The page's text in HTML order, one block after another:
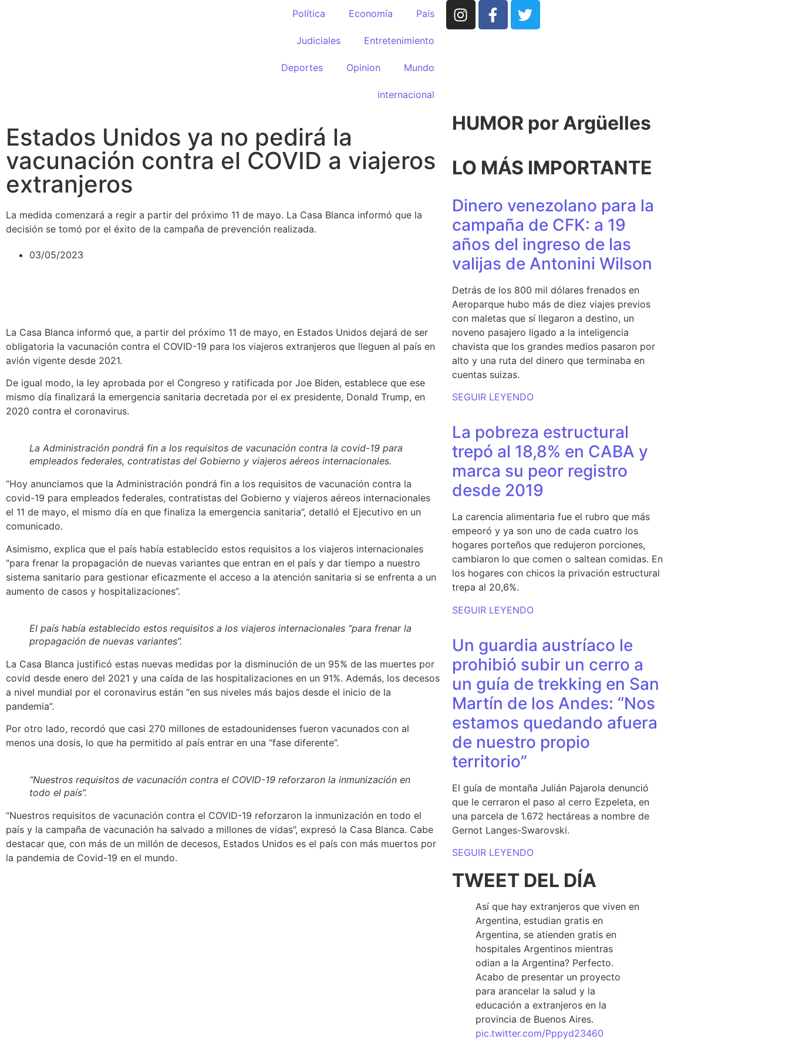
Política Economía País
Judiciales Entretenimiento
Deportes Opinion Mundo
internacional
Estados Unidos ya no pedirá la
vacunación contra el COVID a viajeros
extranjeros
La medida comenzará a regir a partir del próximo 11 de mayo. La Casa Blanca informó que la
decisión se tomó por el éxito de la campaña de prevención realizada.
03/05/2023
La Casa Blanca informó que, a partir del próximo 11 de mayo, en Estados Unidos dejará de ser
obligatoria la vacunación contra el COVID-19 para los viajeros extranjeros que lleguen al país en
avión vigente desde 2021.
De igual modo, la ley aprobada por el Congreso y ratificada por Joe Biden, establece que ese
mismo día finalizará la emergencia sanitaria decretada por el ex presidente, Donald Trump, en
2020 contra el coronavirus.
La Administración pondrá fin a los requisitos de vacunación contra la covid-19 para
empleados federales, contratistas del Gobierno y viajeros aéreos internacionales.
“Hoy anunciamos que la Administración pondrá fin a los requisitos de vacunación contra la
covid-19 para empleados federales, contratistas del Gobierno y viajeros aéreos internacionales
el 11 de mayo, el mismo día en que finaliza la emergencia sanitaria”, detalló el Ejecutivo en un
comunicado.
Asimismo, explica que el país había establecido estos requisitos a los viajeros internacionales
“para frenar la propagación de nuevas variantes que entran en el país y dar tiempo a nuestro
sistema sanitario para gestionar eficazmente el acceso a la atención sanitaria si se enfrenta a un
aumento de casos y hospitalizaciones”.
El país había establecido estos requisitos a los viajeros internacionales “para frenar la
propagación de nuevas variantes”.
La Casa Blanca justificó estas nuevas medidas por la disminución de un 95% de las muertes por
covid desde enero del 2021 y una caída de las hospitalizaciones en un 91%. Además, los decesos
a nivel mundial por el coronavirus están “en sus niveles más bajos desde el inicio de la
pandemia”.
Por otro lado, recordó que casi 270 millones de estadounidenses fueron vacunados con al
menos una dosis, lo que ha permitido al país entrar en una “fase diferente”.
“Nuestros requisitos de vacunación contra el COVID-19 reforzaron la inmunización en
todo el país”.
“Nuestros requisitos de vacunación contra el COVID-19 reforzaron la inmunización en todo el
país y la campaña de vacunación ha salvado a millones de vidas”, expresó la Casa Blanca. Cabe
destacar que, con más de un millón de decesos, Estados Unidos es el país con más muertos por
la pandemia de Covid-19 en el mundo.
HUMOR por Argüelles​
LO MÁS IMPORTANTE
Dinero venezolano para la
campaña de CFK: a 19
años del ingreso de las
valijas de Antonini Wilson
Detrás de los 800 mil dólares frenados en
Aeroparque hubo más de diez viajes previos
con maletas que sí llegaron a destino, un
noveno pasajero ligado a la inteligencia
chavista que los grandes medios pasaron por
alto y una ruta del dinero que terminaba en
cuentas suizas.
SEGUIR LEYENDO
La pobreza estructural
trepó al 18,8% en CABA y
marca su peor registro
desde 2019
La carencia alimentaria fue el rubro que más
empeoró y ya son uno de cada cuatro los
hogares porteños que redujeron porciones,
cambiaron lo que comen o saltean comidas. En
los hogares con chicos la privación estructural
trepa al 20,6%.
SEGUIR LEYENDO
Un guardia austríaco le
prohibió subir un cerro a
un guía de trekking en San
Martín de los Andes: “Nos
estamos quedando afuera
de nuestro propio
territorio”
El guía de montaña Julián Pajarola denunció
que le cerraron el paso al cerro Ezpeleta, en
una parcela de 1.672 hectáreas a nombre de
Gernot Langes-Swarovski.
SEGUIR LEYENDO
TWEET DEL DÍA
Así que hay extranjeros que viven en
Argentina, estudian gratis en
Argentina, se atienden gratis en
hospitales Argentinos mientras
odian a la Argentina? Perfecto.
Acabo de presentar un proyecto
para arancelar la salud y la
educación a extranjeros en la
provincia de Buenos Aires.
pic.twitter.com/Pppyd23460